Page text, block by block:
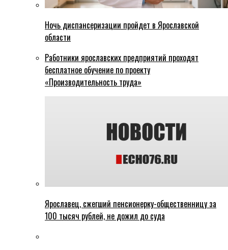
Ночь диспансеризации пройдет в Ярославской
области
Работники ярославских предприятий проходят
бесплатное обучение по проекту
«Производительность труда»
Ярославец, сжегший пенсионерку-общественницу за
100 тысяч рублей, не дожил до суда